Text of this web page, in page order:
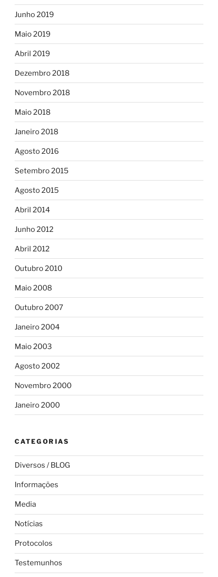
Junho 2019
Maio 2019
Abril 2019
Dezembro 2018
Novembro 2018
Maio 2018
Janeiro 2018
Agosto 2016
Setembro 2015
Agosto 2015
Abril 2014
Junho 2012
Abril 2012
Outubro 2010
Maio 2008
Outubro 2007
Janeiro 2004
Maio 2003
Agosto 2002
Novembro 2000
Janeiro 2000
CATEGORIAS
Diversos / BLOG
Informações
Media
Notícias
Protocolos
Testemunhos